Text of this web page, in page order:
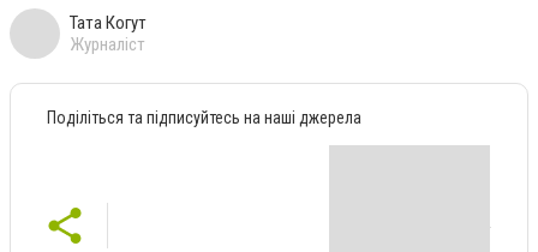
Тата Когут
Журналіст
Поділіться та підписуйтесь на наші джерела